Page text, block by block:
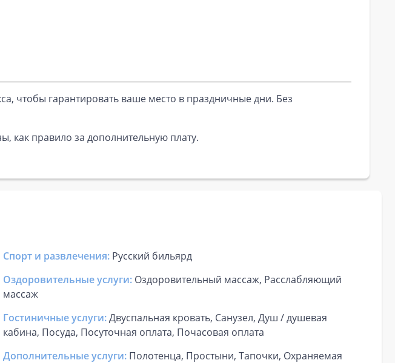
чтобы гарантировать ваше место в праздничные дни. Без
как правило за дополнительную плату.
Спорт и развлечения: Русский бильярд
Оздоровительные услуги: Оздоровительный массаж, Расслабляющий
массаж
Гостиничные услуги:Двуспальная кровать, Санузел, Душ / душевая
кабина, Посуда, Посуточная оплата, Почасовая оплата
Дополнительные услуги: Полотенца, Простыни, Тапочки, Охраняемая